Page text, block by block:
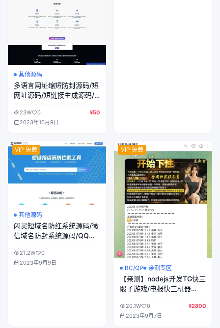
其他源码
多语言网址缩短防封源码/短
网址源码/短链接生成源码/
告/设置用户等级权限用来盈
利
23W 0
¥50
2023年10月9日
VIP 免费
其他源码
闪灵短域名防红系统源码/微
信域名防封系统源码/QQ域
源码21.2W
0
2023年9月9日
VIP 免费
BC/QP 亲测专区
【亲测】nodejs开发TG快三
骰子游戏/电报快三机器
20.1W 0
¥2800
2023年9月7日